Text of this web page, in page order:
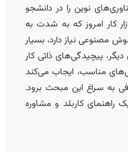
نوین را در دانشجو
امروز که به شدت به
نیاز دارد، بسیار
پیچیدگی‌های ذاتی کار
مناسب، ایجاب می‌کند
سراغ این مبحث برود.
کاربلد و مشاوره